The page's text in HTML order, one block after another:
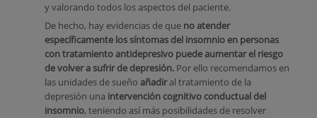
y valorando todos los aspectos del paciente.
De hecho, hay evidencias de que no atender
específicamente los síntomas del insomnio en personas
con tratamiento antidepresivo puede aumentar el riesgo
de volver a sufrir de depresión. Por ello recomendamos en
las unidades de sueño añadiral tratamiento de la
depresión una intervención cognitivo conductual del
insomnio, teniendo así más posibilidades de resolver